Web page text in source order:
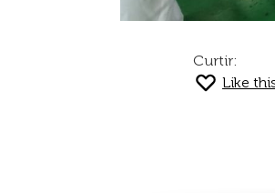
Curtir:
Like